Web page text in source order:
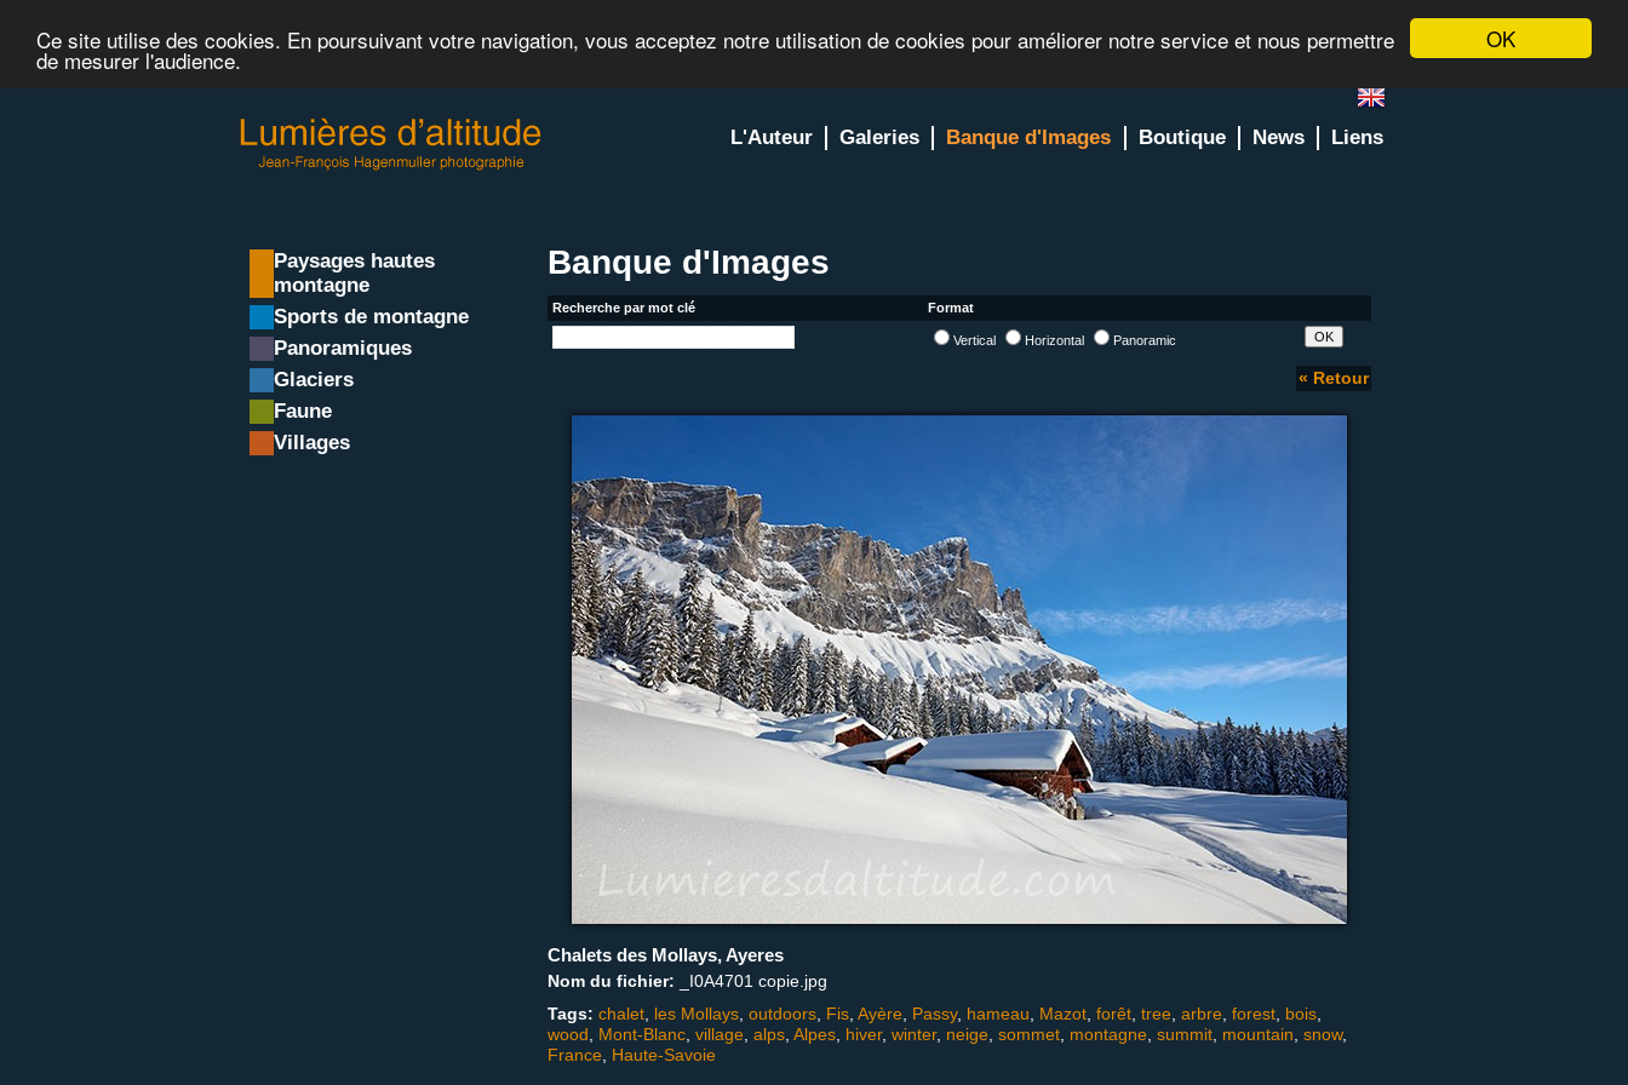
OK
Ce site utilise des cookies. En poursuivant votre navigation, vous acceptez notre utilisation de cookies pour améliorer notre service et nous permettre
de mesurer l'audience.
L'Auteur Galeries Banque d'Images Boutique News Liens
Paysages hautes
montagne
Sports de montagne
Panoramiques
Glaciers
Faune
Villages
Banque d'Images
Recherche par mot clé Format
Vertical Horizontal Panoramic
« Retour
Chalets des Mollays, Ayeres
Nom du fichier: _I0A4701 copie.jpg
Tags: chalet les Mollays outdoors Fis Ayère Passy, hameau Mazot forêt tree arbre forest bois
wood
Mont-Blanc village alps Alpes hiver, winter, neige sommet montagne summit mountain snow,
France Haute-Savoie